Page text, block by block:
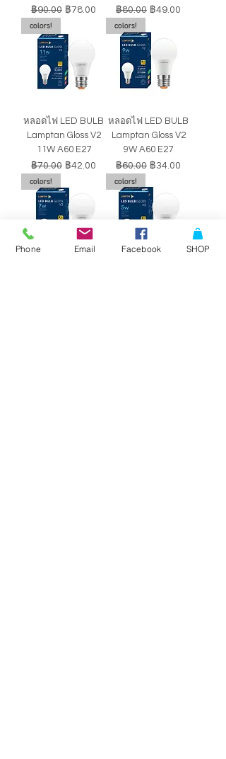
ราคาปกติ
฿90.00 ราคาขายลด
฿78.00
ราคาปกติ
฿80.00 ราคาขายลด
฿49.00
colors!
หลอดไฟ LED BULB
Lamptan Gloss V2
11W A60 E27
ราคาปกติ
฿70.00 ราคาขายลด
฿42.00
colors!
หลอดไฟ LED BULB
Lamptan Gloss V2
9W A60 E27
ราคาปกติ
฿60.00 ราคาขายลด
฿34.00
colors!
colors!
Phone Email Facebook SHOP